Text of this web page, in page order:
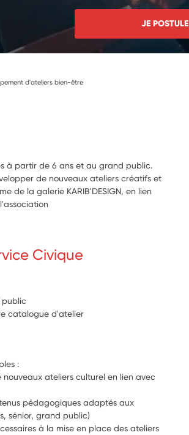
JE POSTULE
d'ateliers bien-être
à partir de 6 ans et au grand public.
de nouveaux ateliers créatifs et
de la galerie KARIB'DESIGN, en lien
Civique
public
catalogue d'atelier
:
ateliers culturel en lien avec
pédagogiques adaptés aux
sénior, grand public)
à la mise en place des ateliers